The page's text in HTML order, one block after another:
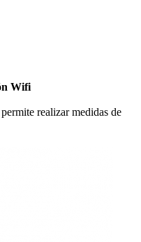
Wifi
realizar medidas de